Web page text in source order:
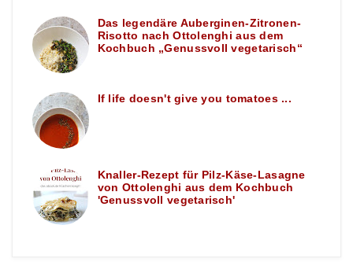
Das legendäre Auberginen-Zitronen-
Risotto nach Ottolenghi aus dem
Kochbuch „Genussvoll vegetarisch“
If life doesn't give you tomatoes ...
Knaller-Rezept für Pilz-Käse-Lasagne
von Ottolenghi aus dem Kochbuch
'Genussvoll vegetarisch'